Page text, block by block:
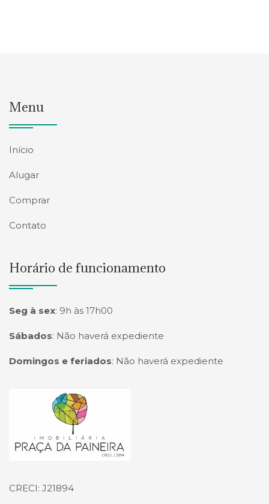
Menu
Início
Alugar
Comprar
Contato
Horário de funcionamento
Seg à sex: 9h às 17h00
Sábados: Não haverá expediente
Domingos e feriados: Não haverá expediente
Página inicial
CRECI: J21894